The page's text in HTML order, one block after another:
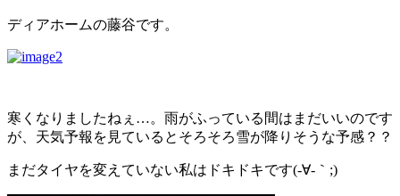
ディアホームの藤谷です。
寒くなりましたねぇ…。雨がふっている間はまだいいのです
が、天気予報を見ているとそろそろ雪が降りそうな予感？？
まだタイヤを変えていない私はドキドキです(-∀-｀;)